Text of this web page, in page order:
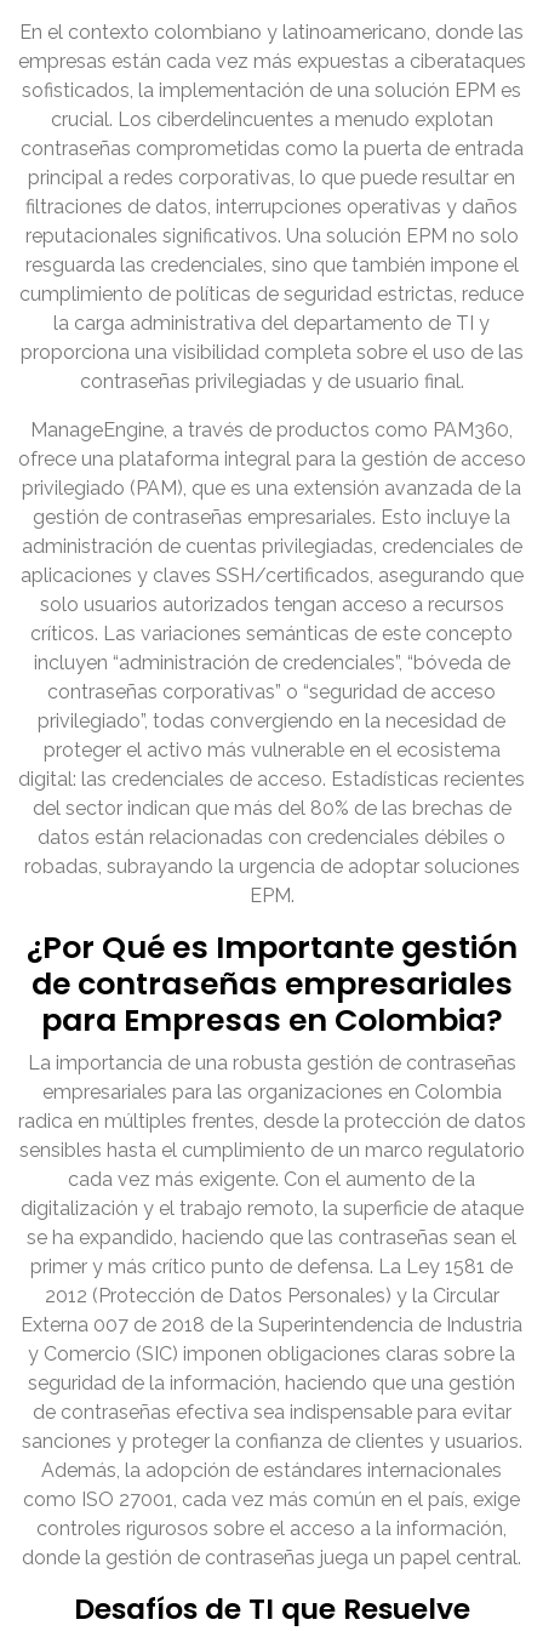
En el contexto colombiano y latinoamericano, donde las
empresas están cada vez más expuestas a ciberataques
sofisticados, la implementación de una solución EPM es
crucial. Los ciberdelincuentes a menudo explotan
contraseñas comprometidas como la puerta de entrada
principal a redes corporativas, lo que puede resultar en
filtraciones de datos, interrupciones operativas y daños
reputacionales significativos. Una solución EPM no solo
resguarda las credenciales, sino que también impone el
cumplimiento de políticas de seguridad estrictas, reduce
la carga administrativa del departamento de TI y
proporciona una visibilidad completa sobre el uso de las
contraseñas privilegiadas y de usuario final.
ManageEngine, a través de productos como PAM360,
ofrece una plataforma integral para la gestión de acceso
privilegiado (PAM), que es una extensión avanzada de la
gestión de contraseñas empresariales. Esto incluye la
administración de cuentas privilegiadas, credenciales de
aplicaciones y claves SSH/certificados, asegurando que
solo usuarios autorizados tengan acceso a recursos
críticos. Las variaciones semánticas de este concepto
incluyen “administración de credenciales”, “bóveda de
contraseñas corporativas” o “seguridad de acceso
privilegiado”, todas convergiendo en la necesidad de
proteger el activo más vulnerable en el ecosistema
digital: las credenciales de acceso. Estadísticas recientes
del sector indican que más del 80% de las brechas de
datos están relacionadas con credenciales débiles o
robadas, subrayando la urgencia de adoptar soluciones
EPM.
¿Por Qué es Importante gestión
de contraseñas empresariales
para Empresas en Colombia?
La importancia de una robusta gestión de contraseñas
empresariales para las organizaciones en Colombia
radica en múltiples frentes, desde la protección de datos
sensibles hasta el cumplimiento de un marco regulatorio
cada vez más exigente. Con el aumento de la
digitalización y el trabajo remoto, la superficie de ataque
se ha expandido, haciendo que las contraseñas sean el
primer y más crítico punto de defensa. La Ley 1581 de
2012 (Protección de Datos Personales) y la Circular
Externa 007 de 2018 de la Superintendencia de Industria
y Comercio (SIC) imponen obligaciones claras sobre la
seguridad de la información, haciendo que una gestión
de contraseñas efectiva sea indispensable para evitar
sanciones y proteger la confianza de clientes y usuarios.
Además, la adopción de estándares internacionales
como ISO 27001, cada vez más común en el país, exige
controles rigurosos sobre el acceso a la información,
donde la gestión de contraseñas juega un papel central.
Desafíos de TI que Resuelve